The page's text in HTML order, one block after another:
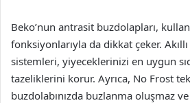
Beko’nun antrasit buzdolapları,
fonksiyonlarıyla da dikkat çeker.
sistemleri, yiyeceklerinizi en uygun
tazeliklerini korur. Ayrıca, No Frost
buzdolabınızda buzlanma oluşmaz